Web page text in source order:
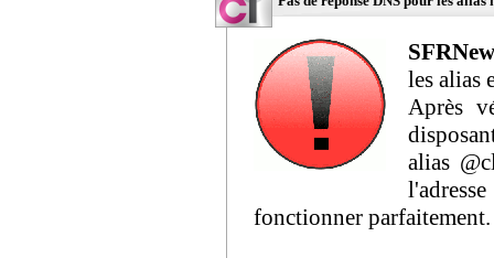
les alias
Après
alias
fonctionner parfaitement.